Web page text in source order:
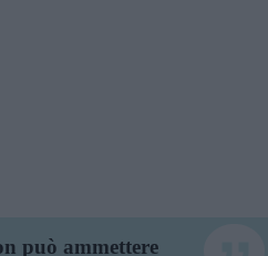
può ammettere